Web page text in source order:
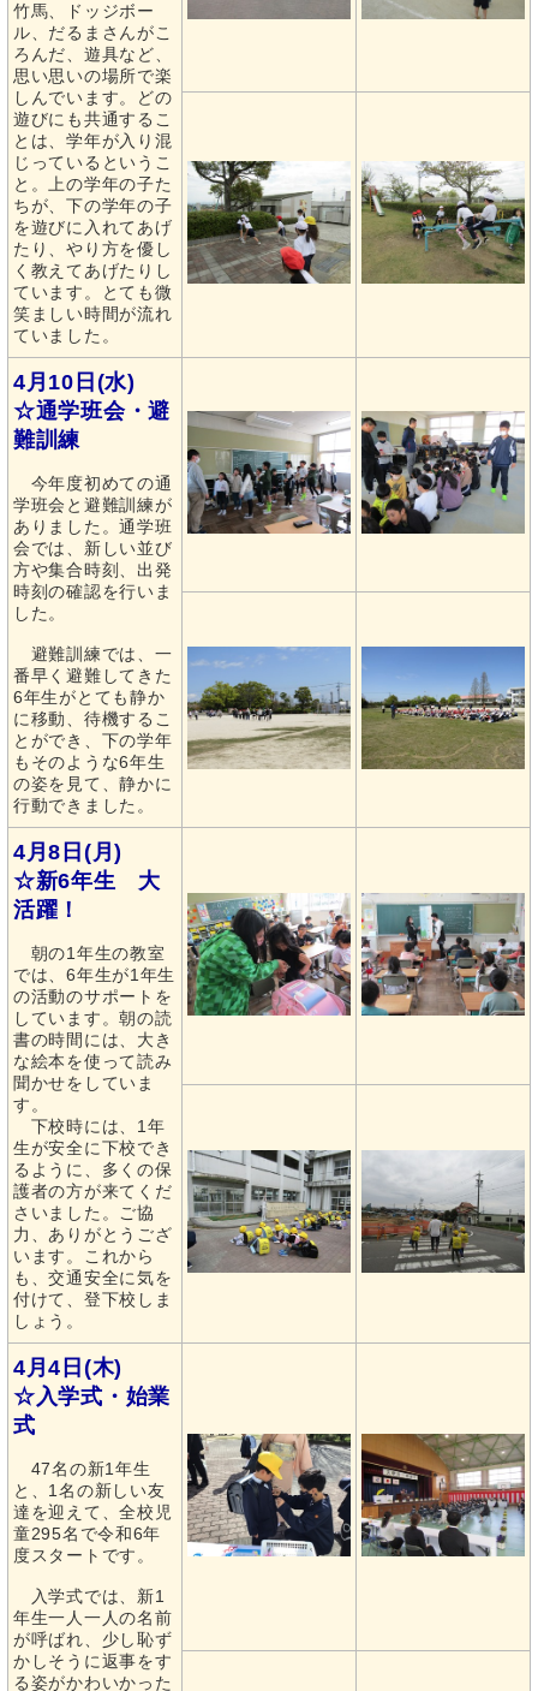
竹馬、ドッジボー
ル、だるまさんがこ
ろんだ、遊具など、
思い思いの場所で楽
しんでいます。どの
遊びにも共通するこ
とは、学年が入り混
じっているというこ
と。上の学年の子た
ちが、下の学年の子
を遊びに入れてあげ
たり、やり方を優し
く教えてあげたりし
ています。とても微
笑ましい時間が流れ
ていました。
4月10日(水)
☆通学班会・避
難訓練
今年度初めての通
学班会と避難訓練が
ありました。通学班
会では、新しい並び
方や集合時刻、出発
時刻の確認を行いま
した。
避難訓練では、一
番早く避難してきた
6年生がとても静か
に移動、待機するこ
とができ、下の学年
もそのような6年生
の姿を見て、静かに
行動できました。
4月8日(月)
☆新6年生 大
活躍！
朝の1年生の教室
では、6年生が1年生
の活動のサポートを
しています。朝の読
書の時間には、大き
な絵本を使って読み
聞かせをしていま
す。
下校時には、1年
生が安全に下校でき
るように、多くの保
護者の方が来てくだ
さいました。ご協
力、ありがとうござ
います。これから
も、交通安全に気を
付けて、登下校しま
しょう。
4月4日(木)
☆入学式・始業
式
47名の新1年生
と、1名の新しい友
達を迎えて、全校児
童295名で令和6年
度スタートです。
入学式では、新1
年生一人一人の名前
が呼ばれ、少し恥ず
かしそうに返事をす
る姿がかわいかった